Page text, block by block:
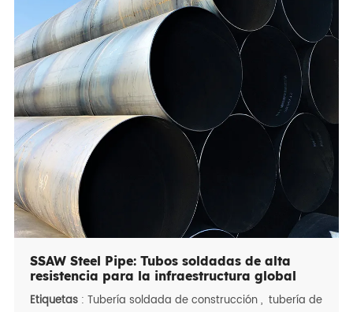
Petróleo y gas, procesamiento químico, generación de
energía y suministro de agua Aplicaciones. Con una
superficie interna lisa, durabilidad excelente (-50 °C a
600 °C), y conformidad con estándares internacionales,
son el confiable Elección para el transporte de fluidos
críticos a través de las regiones objetivo.
SSAW Steel Pipe: Tubos soldadas de alta
resistencia para la infraestructura global
Etiquetas: Tubería soldada de construcción, tubería de